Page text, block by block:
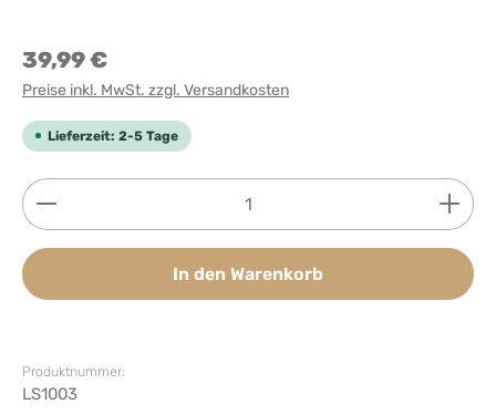
39,99 €
Preise inkl. MwSt. zzgl. Versandkosten
Lieferzeit: 2-5 Tage
Produkt Anzahl: Gib den gewünschten Wert ein
In den Warenkorb
Produktnummer:
LS1003